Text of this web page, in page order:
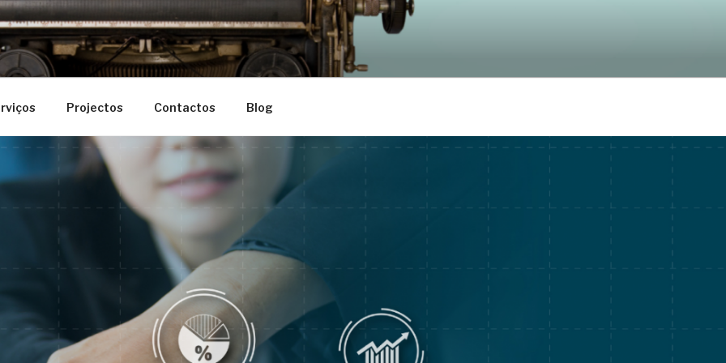
Projectos Contactos Blog